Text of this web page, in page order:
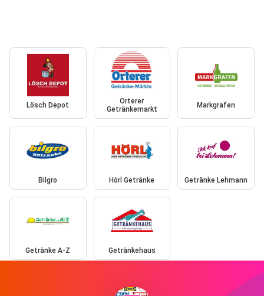
Lösch Depot
Orterer
Getränkemarkt
Markgrafen
Bilgro Hörl Getränke Getränke Lehmann
Getränke A-Z Getränkehaus